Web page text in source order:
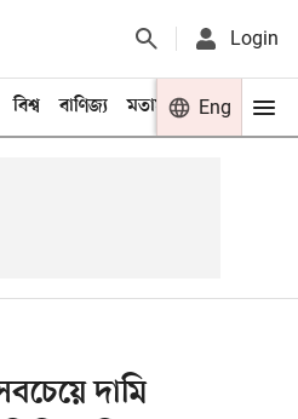
Login
বিশ্ব বাণিজ্য মতামত খেলা
Eng
দামি